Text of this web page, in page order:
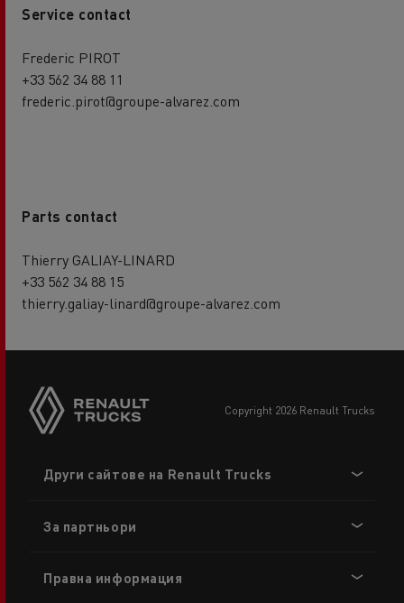
Service contact
Frederic PIROT
+33 562 34 88 11
frederic.pirot@groupe-alvarez.com
Parts contact
Thierry GALIAY-LINARD
+33 562 34 88 15
thierry.galiay-linard@groupe-alvarez.com
copyright 2026 Renault Trucks
menu
Други сайтове на Renault Trucks
За партньори
Правна информация